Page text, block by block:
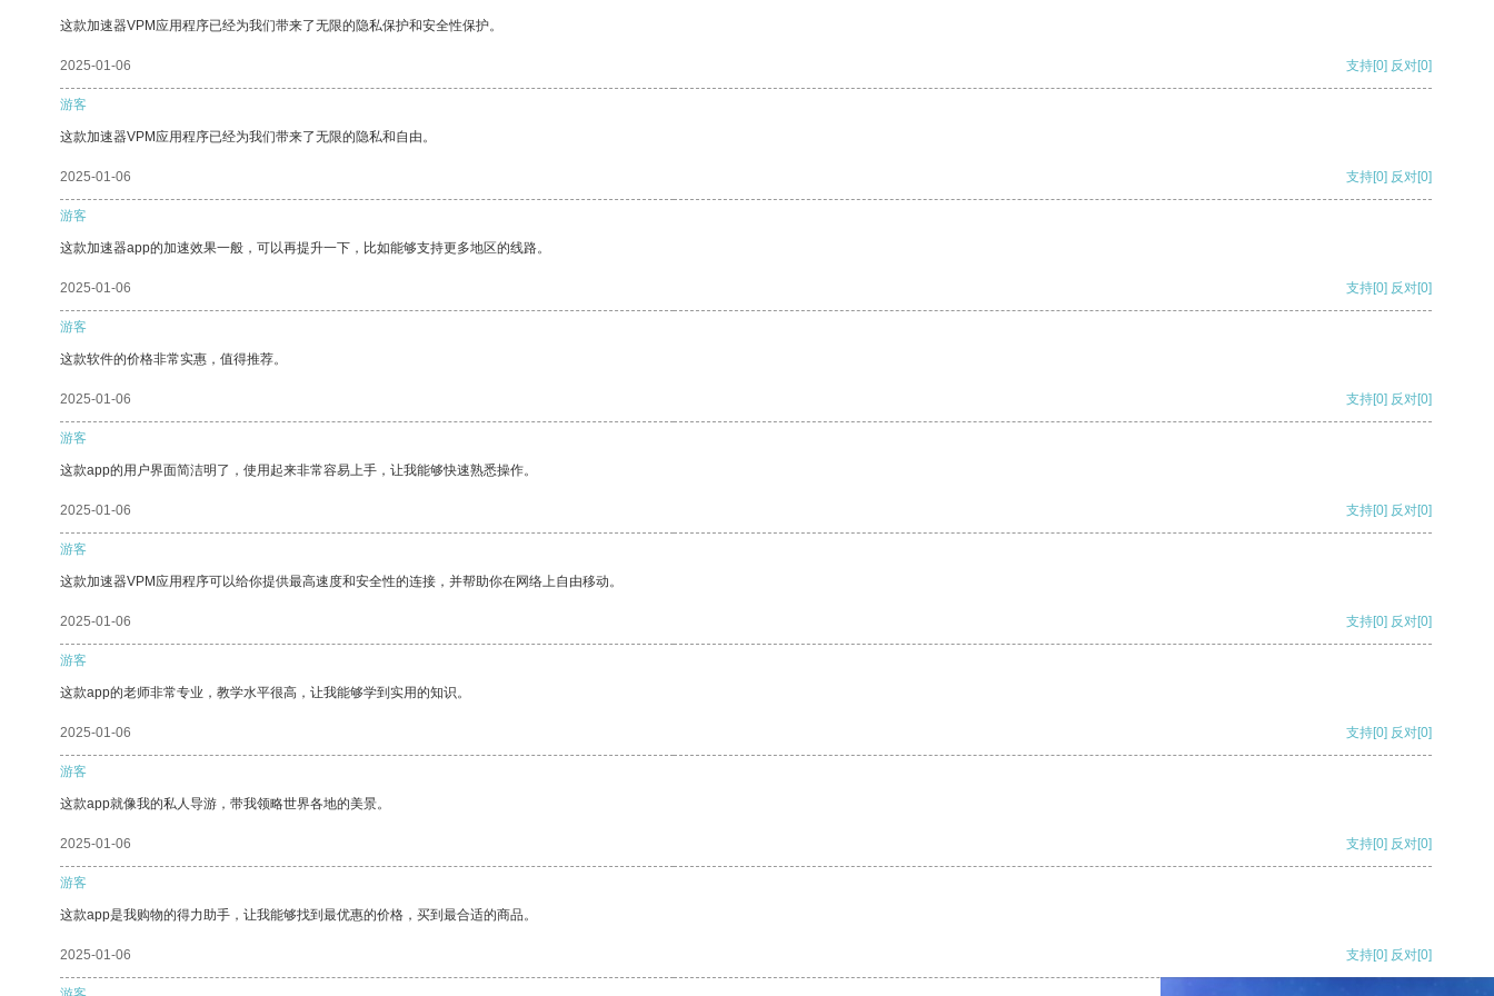
这款加速器VPM应用程序已经为我们带来了无限的隐私保护和安全性保护。
2025-01-06 支持[0] 反对[0]
游客
这款加速器VPM应用程序已经为我们带来了无限的隐私和自由。
2025-01-06 支持[0] 反对[0]
游客
这款加速器app的加速效果一般，可以再提升一下，比如能够支持更多地区的线路。
2025-01-06 支持[0] 反对[0]
游客
这款软件的价格非常实惠，值得推荐。
2025-01-06 支持[0] 反对[0]
游客
这款app的用户界面简洁明了，使用起来非常容易上手，让我能够快速熟悉操作。
2025-01-06 支持[0] 反对[0]
游客
这款加速器VPM应用程序可以给你提供最高速度和安全性的连接，并帮助你在网络上自由移动。
2025-01-06 支持[0] 反对[0]
游客
这款app的老师非常专业，教学水平很高，让我能够学到实用的知识。
2025-01-06 支持[0] 反对[0]
游客
这款app就像我的私人导游，带我领略世界各地的美景。
2025-01-06 支持[0] 反对[0]
游客
这款app是我购物的得力助手，让我能够找到最优惠的价格，买到最合适的商品。
2025-01-06 支持[0] 反对[0]